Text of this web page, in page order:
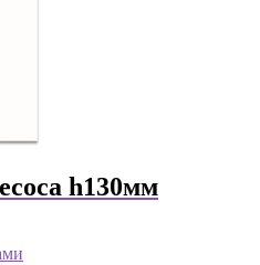
h130мм